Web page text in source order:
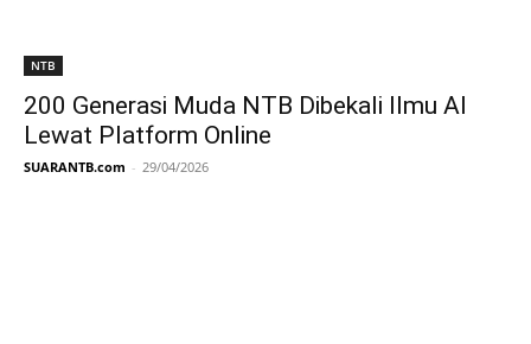
NTB
200 Generasi Muda NTB Dibekali Ilmu AI
Lewat Platform Online
SUARANTB.com - 29/04/2026